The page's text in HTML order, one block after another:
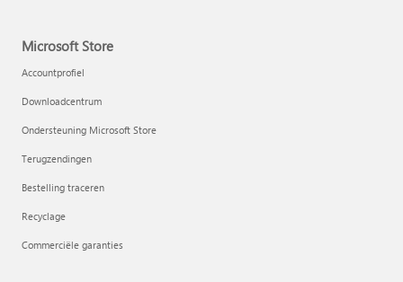
Microsoft Store
Accountprofiel
Downloadcentrum
Ondersteuning Microsoft Store
Terugzendingen
Bestelling traceren
Recyclage
Commerciële garanties